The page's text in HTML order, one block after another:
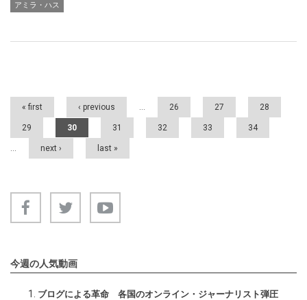
アミラ・ハス
Pages
« first ‹ previous … 26 27 28
29 30 31 32 33 34
… next › last »
今週の人気動画
ブログによる革命 各国のオンライン・ジャーナリスト弾圧